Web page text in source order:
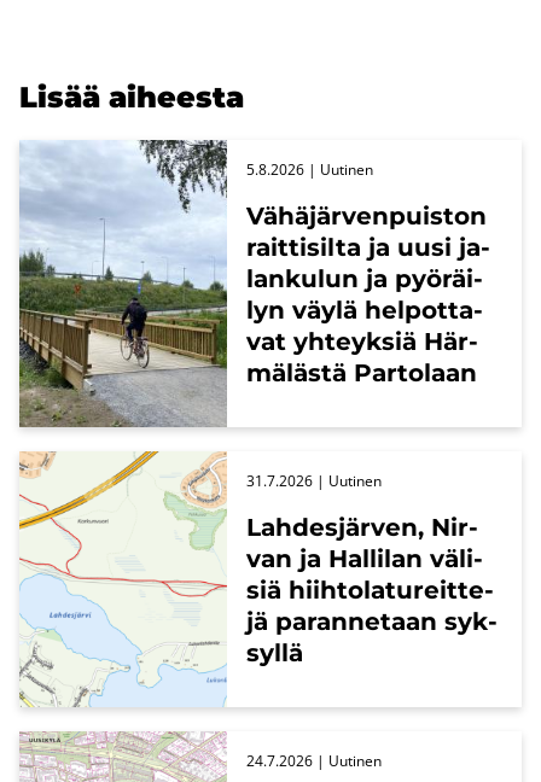
Lisää ai­hees­ta
Vä­hä­jär­ven­puis­ton
rait­ti­sil­ta ja uusi ja­
lan­ku­lun ja pyö­räi­
lyn väylä hel­pot­ta­
vat yh­teyk­siä Här­
mä­läs­tä Par­to­laan
5.8.2026 | Uu­ti­nen
Lah­des­jär­ven, Nir­
van ja Hal­li­lan vä­li­
siä hiih­to­la­tu­reit­te­
jä pa­ran­ne­taan syk­
syl­lä
31.7.2026 | Uu­ti­nen
24.7.2026 | Uu­ti­nen